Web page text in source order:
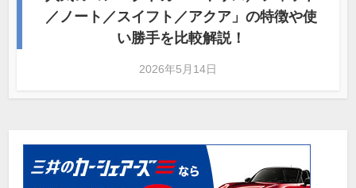
／ノート／スイフト／アクア」の特徴や使
い勝手を比較解説！
2026年5月14日